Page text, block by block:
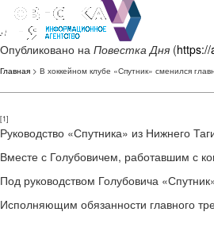
Опубликовано на Повестка Дня (
Главная > В хоккейном клубе «Спутник» сменился
[1]
Руководство «Спутника» из Нижнего
Вместе с Голубовичем, работавшим с
Под руководством Голубовича
Исполняющим обязанности главного